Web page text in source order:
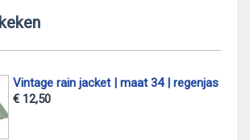
Vintage rain jacket | maat 34 | regenjas
€ 12,50